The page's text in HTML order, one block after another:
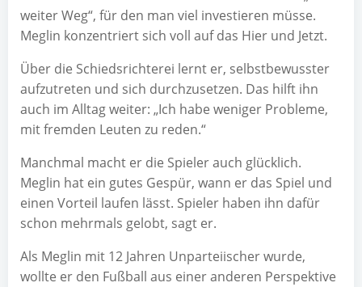
weiter Weg“, für den man viel investieren müsse.
Meglin konzentriert sich voll auf das Hier und Jetzt.
Über die Schiedsrichterei lernt er, selbstbewusster
aufzutreten und sich durchzusetzen. Das hilft ihn
auch im Alltag weiter: „Ich habe weniger Probleme,
mit fremden Leuten zu reden.“
Manchmal macht er die Spieler auch glücklich.
Meglin hat ein gutes Gespür, wann er das Spiel und
einen Vorteil laufen lässt. Spieler haben ihn dafür
schon mehrmals gelobt, sagt er.
Als Meglin mit 12 Jahren Unparteiischer wurde,
wollte er den Fußball aus einer anderen Perspektive